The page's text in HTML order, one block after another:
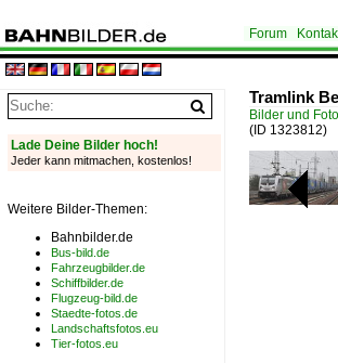
Forum
Tramlink
Bilder und
(ID 1323812)
Lade Deine Bilder hoch!
Jeder kann mitmachen, kostenlos!
Weitere Bilder-Themen:
Bahnbilder.de
Bus-bild.de
Fahrzeugbilder.de
Schiffbilder.de
Flugzeug-bild.de
Staedte-fotos.de
Landschaftsfotos.eu
Tier-fotos.eu